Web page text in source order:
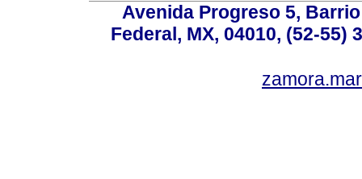
Avenida Progreso 5,
Federal, MX, 04010, (52-55)